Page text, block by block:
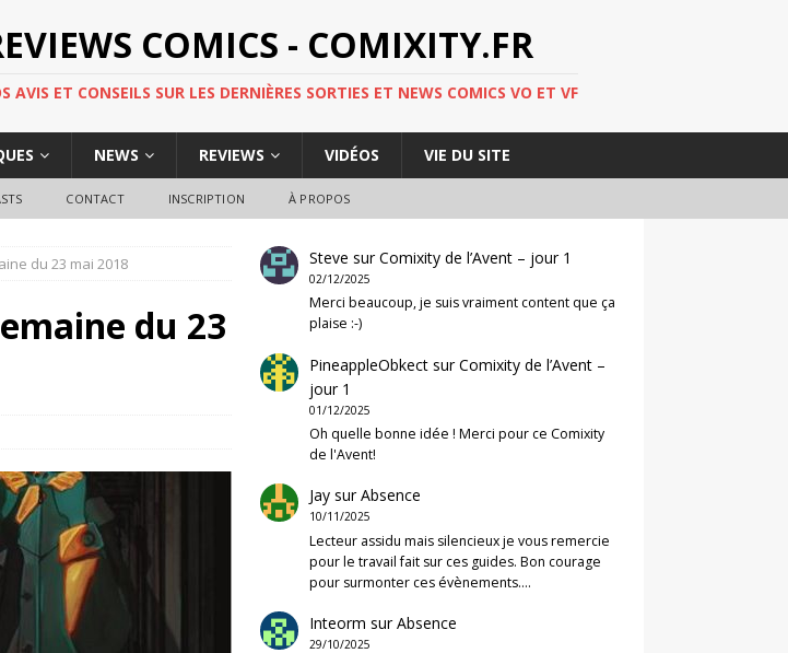
COMICS - COMIXITY.FR
ET CONSEILS SUR LES DERNIÈRES SORTIES ET NEWS COMICS VO ET VF
NEWS REVIEWS VIDÉOS VIE DU SITE
CONTACT INSCRIPTION À PROPOS
du 23 mai 2018
du 23
Steve surComixity de l’Avent – jour 1
02/12/2025
Merci beaucoup, je suis vraiment content que ça
plaise :-)
PineappleObkect surComixity de l’Avent –
jour 1
01/12/2025
Oh quelle bonne idée ! Merci pour ce Comixity
de l'Avent!
Jay surAbsence
10/11/2025
Lecteur assidu mais silencieux je vous remercie
pour le travail fait sur ces guides. Bon courage
pour surmonter ces évènements.…
Inteorm surAbsence
29/10/2025